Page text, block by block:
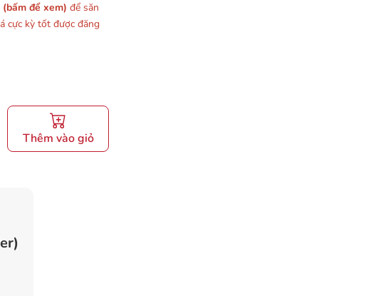
(bấm để xem) để săn
cực kỳ tốt được đăng
Thêm vào giỏ